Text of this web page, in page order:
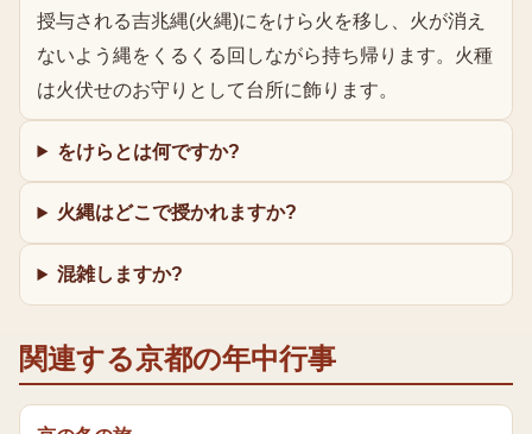
授与される吉兆縄(火縄)にをけら火を移し、火が消え
ないよう縄をくるくる回しながら持ち帰ります。火種
は火伏せのお守りとして台所に飾ります。
をけらとは何ですか?
火縄はどこで授かれますか?
混雑しますか?
関連する京都の年中行事